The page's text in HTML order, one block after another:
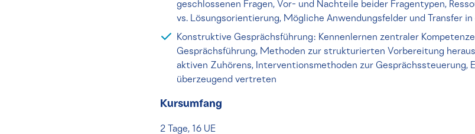
geschlossenen Fragen, Vor- und Nachteile beider Fragentypen,
vs. Lösungsorientierung, Mögliche Anwendungsfelder und Transfer in
Konstruktive Gesprächsführung: Kennenlernen zentraler
Gesprächsführung, Methoden zur strukturierten Vorbereitung
aktiven Zuhörens, Interventionsmethoden zur Gesprächssteuerung,
überzeugend vertreten
Kursumfang
2 Tage, 16 UE